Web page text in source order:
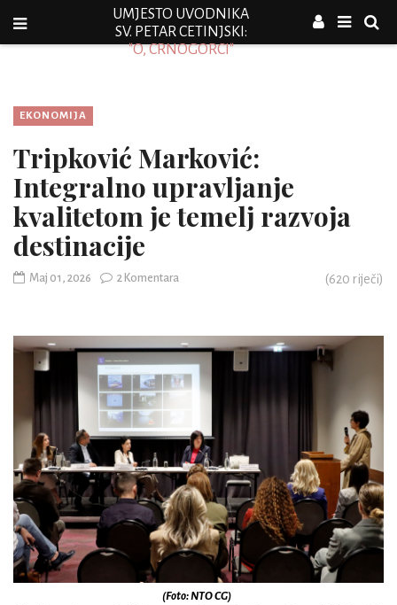
UMJESTO UVODNIKA
SV. PETAR CETINJSKI:
"O, CRNOGORCI"
EKONOMIJA
Tripković Marković:
Integralno upravljanje
kvalitetom je temelj razvoja
destinacije
Maj 01, 2026 2 Komentara (620 riječi)
(Foto: NTO CG)